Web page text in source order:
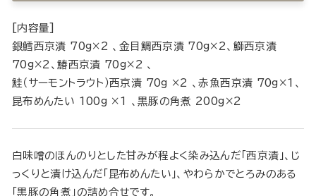
[内容量]
銀鱈西京漬 70g×2 、金目鯛西京漬 70g×2、鰤西京漬
70g×2、鰆西京漬 70g×2 、
鮭（サーモントラウト）西京漬 70g ×2 、赤魚西京漬 70g×1、
昆布めんたい 100g ×1 、黒豚の角煮 200g×2
白味噌のほんのりとした甘みが程よく染み込んだ「西京漬」、じ
っくりと漬け込んだ「昆布めんたい」、やわらかでとろみのある
「黒豚の角煮」の詰め合せです。